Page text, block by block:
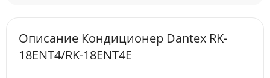
Описание Кондиционер Dantex RK-
18ENT4/RK-18ENT4E